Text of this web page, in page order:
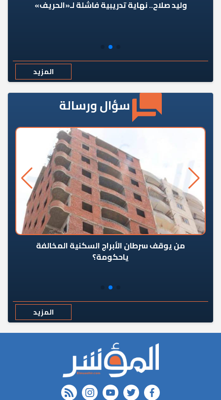
وليد صلاح.. نهاية تدريبية فاشلة لـ«الحريف»
المزيد
سؤال ورسالة
من يوقف سرطان الأبراج السكنية المخالفة
ياحكومة؟
المزيد
FACEBOOK
twitter
youtube
instagram
rss feed